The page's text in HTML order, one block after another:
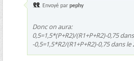
Envoyé par pephy
Donc on aura:
0,5=1,5*(P+R2)/(R1+P+R2)-0,75
-0,5=1,5*R2/(R1+P+R2)-0,75 dans le